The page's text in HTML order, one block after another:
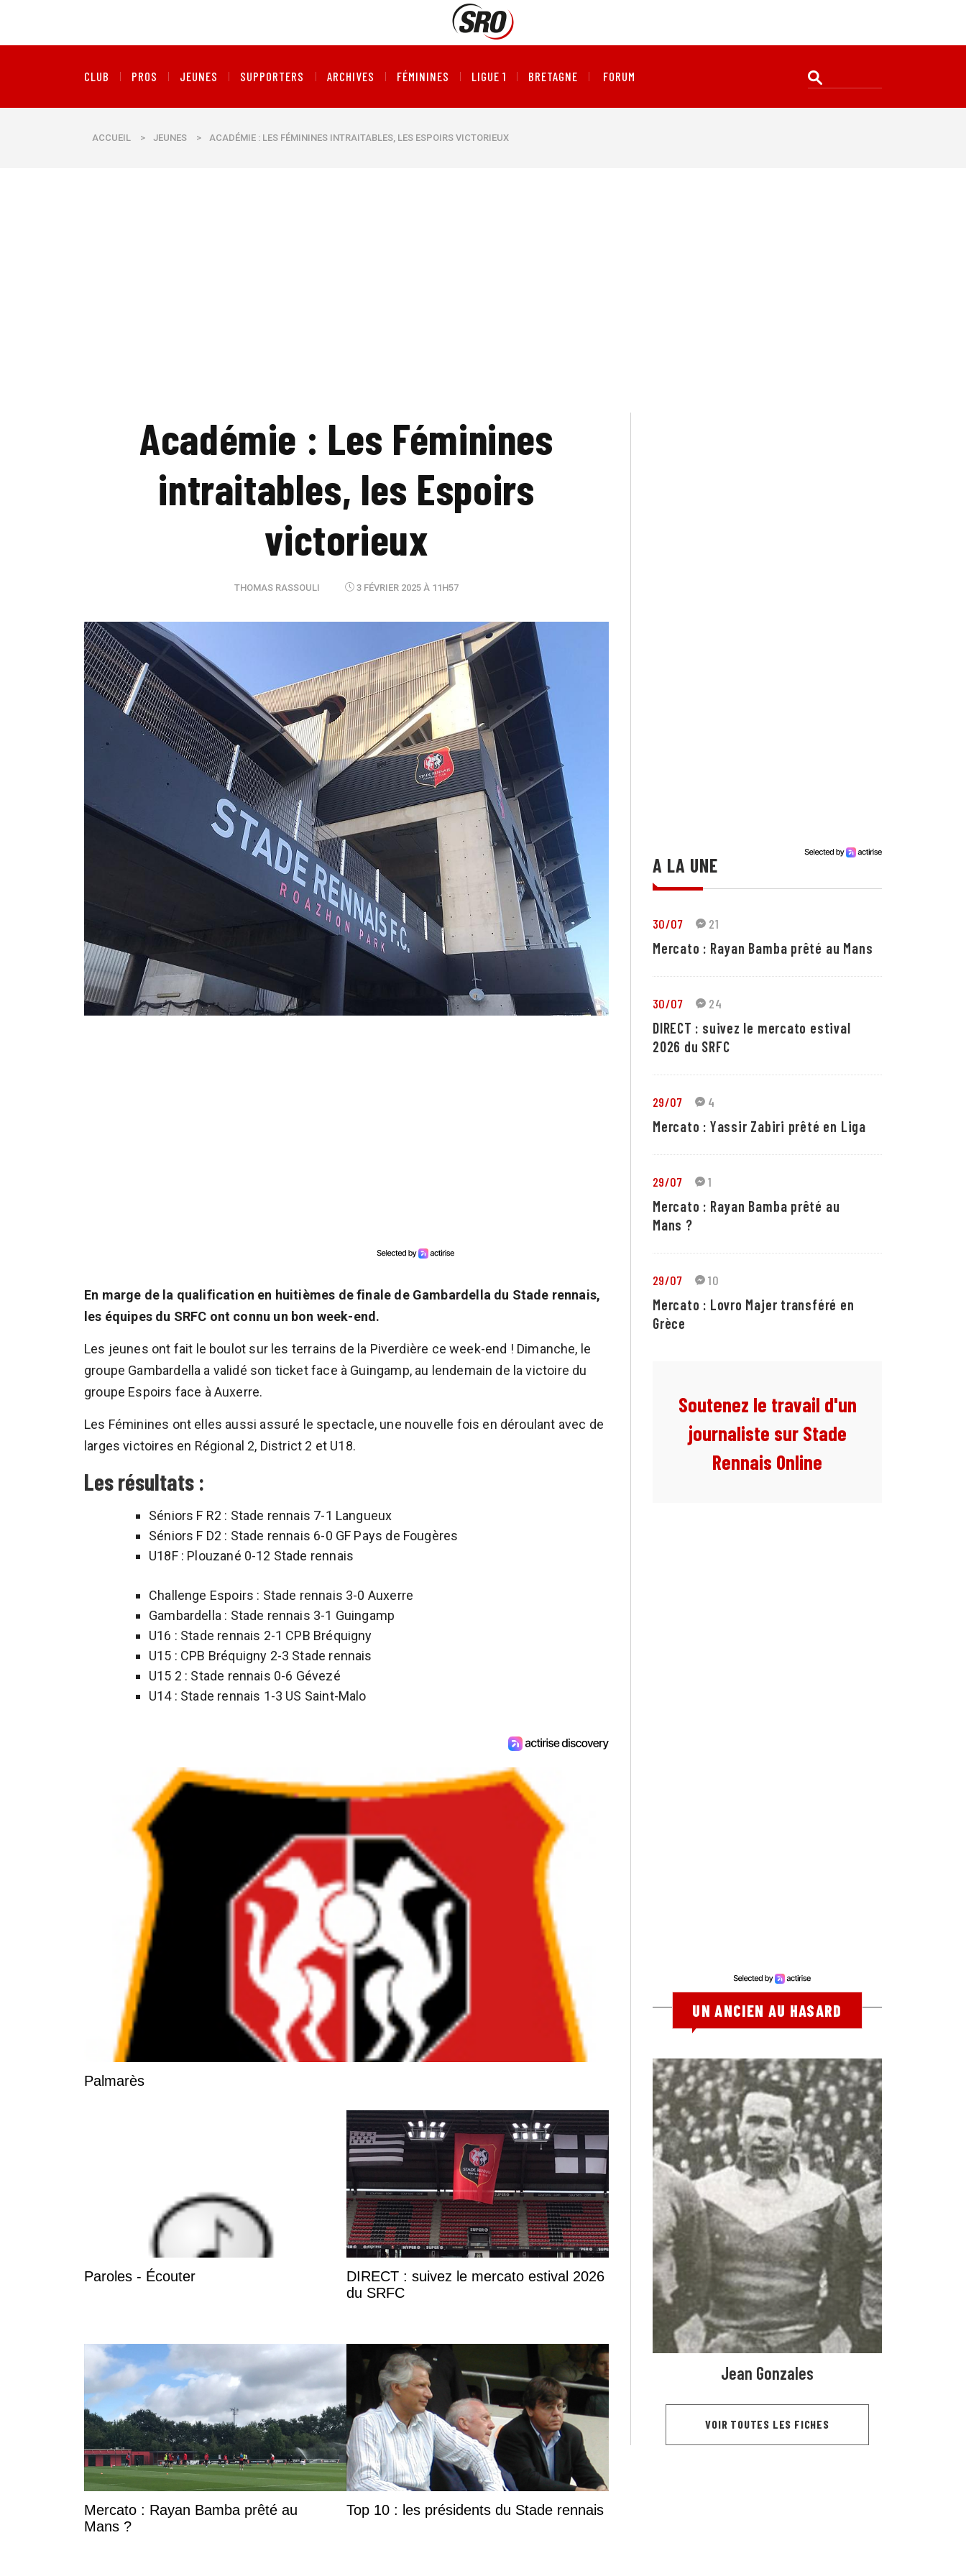
CLUB PROS JEUNES SUPPORTERS ARCHIVES FÉMININES LIGUE 1 BRETAGNE FORUM
ACCUEIL > JEUNES > ACADÉMIE : LES FÉMININES INTRAITABLES, LES ESPOIRS VICTORIEUX
Académie : Les Féminines
intraitables, les Espoirs
victorieux
THOMAS RASSOULI 3 FÉVRIER 2025 À 11H57
En marge de la qualification en huitièmes de finale de Gambardella du Stade rennais,
les équipes du SRFC ont connu un bon week-end.
Les jeunes ont fait le boulot sur les terrains de la Piverdière ce week-end ! Dimanche, le
groupe Gambardella a validé son ticket face à Guingamp, au lendemain de la victoire du
groupe Espoirs face à Auxerre.
Les Féminines ont elles aussi assuré le spectacle, une nouvelle fois en déroulant avec de
larges victoires en Régional 2, District 2 et U18.
Les résultats :
Séniors F R2 : Stade rennais 7-1 Langueux
Séniors F D2 : Stade rennais 6-0 GF Pays de Fougères
U18F : Plouzané 0-12 Stade rennais
Challenge Espoirs : Stade rennais 3-0 Auxerre
Gambardella : Stade rennais 3-1 Guingamp
U16 : Stade rennais 2-1 CPB Bréquigny
U15 : CPB Bréquigny 2-3 Stade rennais
U15 2 : Stade rennais 0-6 Gévezé
U14 : Stade rennais 1-3 US Saint-Malo
Palmarès
Paroles - Écouter
DIRECT : suivez le mercato estival 2026
du SRFC
Mercato : Rayan Bamba prêté au
Mans ?
Top 10 : les présidents du Stade rennais
A LA UNE
30/07 21
Mercato : Rayan Bamba prêté au Mans
30/07 24
DIRECT : suivez le mercato estival
2026 du SRFC
29/07 4
Mercato : Yassir Zabiri prêté en Liga
29/07 1
Mercato : Rayan Bamba prêté au
Mans ?
29/07 10
Mercato : Lovro Majer transféré en
Grèce
Soutenez le travail d'un
journaliste sur Stade
Rennais Online
UN ANCIEN AU HASARD
Jean Gonzales
VOIR TOUTES LES FICHES